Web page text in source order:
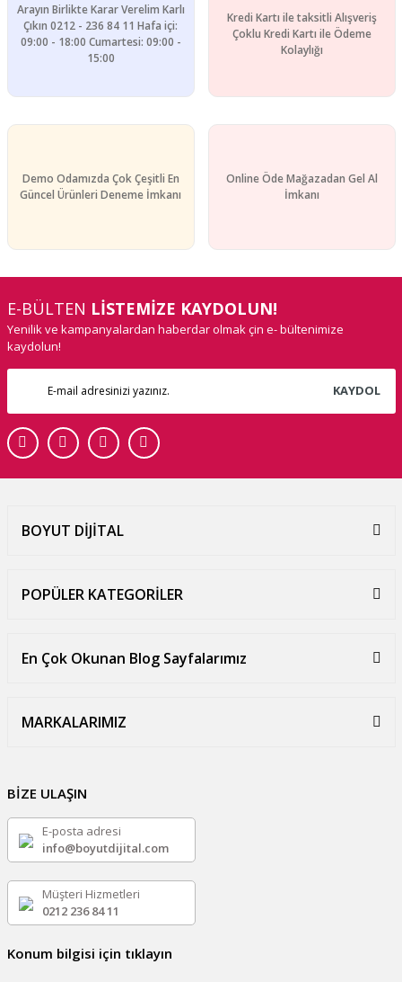
Arayın Birlikte Karar Verelim Karlı
Çıkın 0212 - 236 84 11 Hafa içi:
09:00 - 18:00 Cumartesi: 09:00 -
15:00
Kredi Kartı ile taksitli Alışveriş
Çoklu Kredi Kartı ile Ödeme
Kolaylığı
Demo Odamızda Çok Çeşitli En
Güncel Ürünleri Deneme İmkanı
Online Öde Mağazadan Gel Al
İmkanı
E-BÜLTEN LİSTEMİZE KAYDOLUN!
Yenilik ve kampanyalardan haberdar olmak çin e- bültenimize
kaydolun!
KAYDOL
BOYUT DİJİTAL
POPÜLER KATEGORİLER
En Çok Okunan Blog Sayfalarımız
MARKALARIMIZ
BİZE ULAŞIN
E-posta adresi
info@boyutdijital.com
Müşteri Hizmetleri
0212 236 84 11
Konum bilgisi için tıklayın